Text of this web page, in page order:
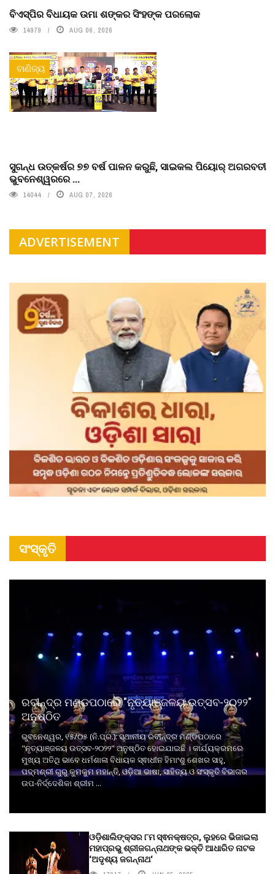
ବିଏସ୍‌ପିର ବିଧାୟକ ଉମା ଶଙ୍କର ସିଂହଙ୍କ ପରଲୋକ
14979 AUG 06, 2026
ବାଣିଜ୍ୟ
ସୁଗନ୍ଧ ଉତ୍କର୍ଷର ୭୭ ବର୍ଷ ପାଳନ କରୁଛି, ସାଇକଲ ପିୟୋର୍‌ ଅଗରବତୀ
ଭୁବନେଶ୍ୱରରେ ...
14044 AUG 07, 2026
ADVERTISEMENT
ସଂସ୍କୃତି
ରବୀନ୍ଦ୍ର ମଣ୍ଡପଠାରେ "ନୃତ୍ୟାଞ୍ଜଳୟ ଉତ୍ସବ-୨୦୨୨"
ଅନୁଷ୍ଠିତ
ଭୁବନେଶ୍ୱର, ୧୫/୦୫ (ନି.ପ୍ର.): ସ୍ଥାନୀୟ ରବୀନ୍ଦ୍ର ମଣ୍ଡପଠାରେ
"ନୃତ୍ୟାଞ୍ଜଳୟ ଉତ୍ସବ-୨୦୨୨" ଅନୁଷ୍ଠିତ ହୋଇଯାଇଛି । କାର୍ଯ୍ୟକ୍ରମରେ
ମୁଖ୍ୟ ଅତିଥି ଭାବେ ଧର୍ମଶାଳା ବିଧାୟକ ସ୍ଵାଧୀନ ହିମାଂଶୁ ଶେଖର ସାହୁ,
ପଦ୍ମଶ୍ରୀ ଗୁରୁ କୁମକୁମ ମହାନ୍ତି, ଓଡ଼ିଆ ଭାଷା, ସାହିତ୍ୟ ଓ ସଂସ୍କୃତି ବିଭାଗର
ଉପ-ନିର୍ଦ୍ଦେଶିକା ଶ୍ରୀମ ...
ଓଡ଼ିଶାଲିଙ୍କ୍ସର ୮ମ ସ୍ଵନକ୍ଷତ୍ର, ଲୁହରେ ଭିଜାଇଲା
ମହାପ୍ରଭୁ ଶ୍ରୀଜଗନ୍ନାଥଙ୍କ ଭକ୍ତି ଆଧାରିତ ନାଟକ
‘ଅଦୃଶ୍ୟ ଜଗନ୍ନାଥ‘